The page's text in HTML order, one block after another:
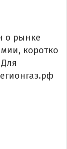
о рынке
коротко